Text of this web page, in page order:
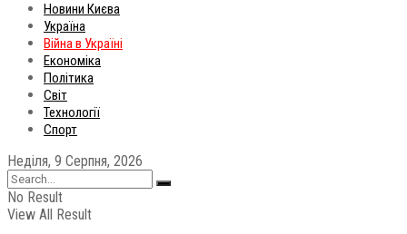
Новини Києва
Україна
Війна в Україні
Економіка
Політика
Світ
Технології
Спорт
Неділя, 9 Серпня, 2026
No Result
View All Result